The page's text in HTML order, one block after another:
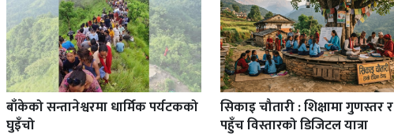
बाँकेको सन्तानेश्वरमा धार्मिक पर्यटकको
घुइँचो
सिकाइ चौतारी : शिक्षामा गुणस्तर र
पहुँच विस्तारको डिजिटल यात्रा